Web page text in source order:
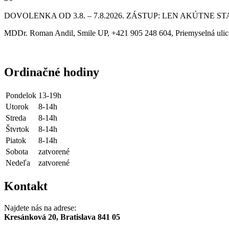
DOVOLENKA OD 3.8. – 7.8.2026. ZÁSTUP: LEN AKÚTNE
MDDr. Roman Andil, Smile UP, +421 905 248 604, Priemyselná
Ordinačné hodiny
Pondelok 13-19h
Utorok
8-14h
Streda
8-14h
Štvrtok
8-14h
Piatok
8-14h
Sobota
zatvorené
Nedeľa
zatvorené
Kontakt
Najdete nás na adrese:
Kresánková 20, Bratislava 841 05